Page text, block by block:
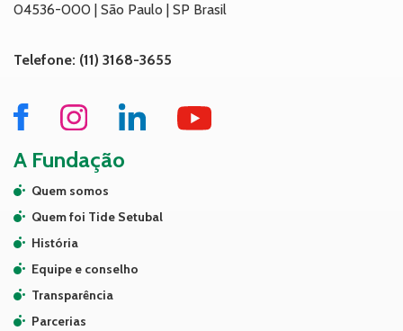
04536-000 | São Paulo | SP Brasil
Telefone: (11) 3168-3655
A Fundação
Quem somos
Quem foi Tide Setubal
História
Equipe e conselho
Transparência
Parcerias